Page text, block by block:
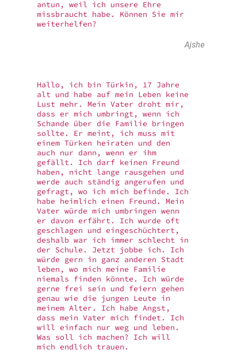
antun, weil ich unsere Ehre
missbraucht habe. Können Sie mir
weiterhelfen?
Ajshe
Hallo, ich bin Türkin, 17 Jahre
alt und habe auf mein Leben keine
Lust mehr. Mein Vater droht mir,
dass er mich umbringt, wenn ich
Schande über die Familie bringen
sollte. Er meint, ich muss mit
einem Türken heiraten und den
auch nur dann, wenn er ihm
gefällt. Ich darf keinen Freund
haben, nicht lange rausgehen und
werde auch ständig angerufen und
gefragt, wo ich mich befinde. Ich
habe heimlich einen Freund. Mein
Vater würde mich umbringen wenn
er davon erfährt. Ich wurde oft
geschlagen und eingeschüchtert,
deshalb war ich immer schlecht in
der Schule. Jetzt jobbe ich. Ich
würde gern in ganz anderen Stadt
leben, wo mich meine Familie
niemals finden könnte. Ich würde
gerne frei sein und feiern gehen
genau wie die jungen Leute in
meinem Alter. Ich habe Angst,
dass mein Vater mich findet. Ich
will einfach nur weg und leben.
Was soll ich machen? Ich will
mich endlich trauen.